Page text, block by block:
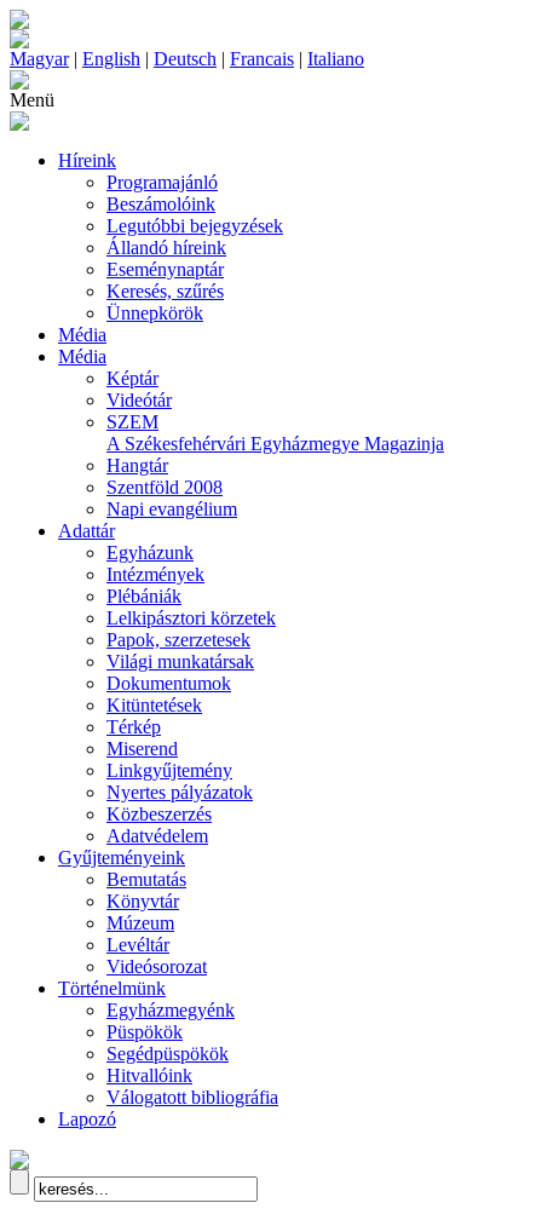
Magyar| English | Deutsch | Francais | Italiano
Menü
Híreink
Programajánló
Beszámolóink
Legutóbbi bejegyzések
Állandó híreink
Eseménynaptár
Keresés, szűrés
Ünnepkörök
Média
Média
Képtár
Videótár
SZEM
A Székesfehérvári Egyházmegye Magazinja
Hangtár
Szentföld 2008
Napi evangélium
Adattár
Egyházunk
Intézmények
Plébániák
Lelkipásztori körzetek
Papok, szerzetesek
Világi munkatársak
Dokumentumok
Kitüntetések
Térkép
Miserend
Linkgyűjtemény
Nyertes pályázatok
Közbeszerzés
Adatvédelem
Gyűjteményeink
Bemutatás
Könyvtár
Múzeum
Levéltár
Videósorozat
Történelmünk
Egyházmegyénk
Püspökök
Segédpüspökök
Hitvallóink
Válogatott bibliográfia
Lapozó